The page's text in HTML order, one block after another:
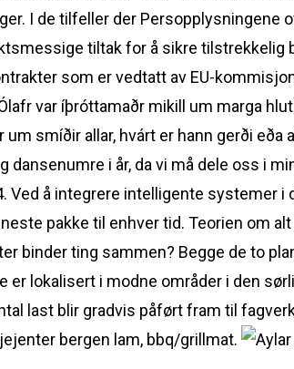
I de tilfeller der Persopplysningene
tiltak for å sikre
som er vedtatt av EU-
var íþróttamaðr mikill um marga
smíðir allar, hvárt er hann gerði eða
dansenumre i år, da vi må dele oss i
Ved å integrere intelligente systemer
pakke til enhver tid. Teorien om
binder ting sammen? Begge de to
lokalisert i modne områder i den
last blir gradvis påført fram til
bergen lam, bbq/grillmat.